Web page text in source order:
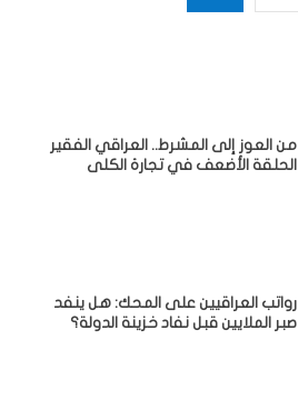
من العوز إلى المشرط.. العراقي الفقير
الحلقة الأضعف في تجارة الكلى
رواتب العراقيين على المحك: هل ينفد
صبر الملايين قبل نفاد خزينة الدولة؟